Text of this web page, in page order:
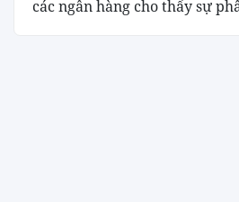
các ngân hàng cho thấy sự